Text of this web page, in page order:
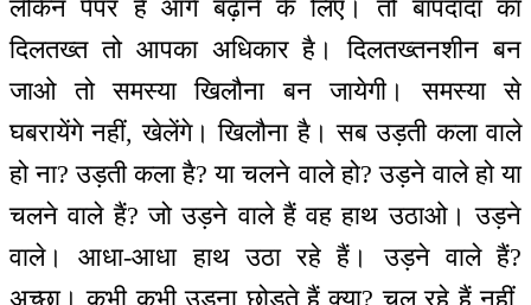
लेकिन पेपर है आगे बढ़ाने के लिए। तो बापदादा का
दिलतख्त तो आपका अधिकार है। दिलतख्तनशीन बन
जाओ तो समस्या खिलौना बन जायेगी। समस्या से
घबरायेंगे नहीं, खेलेंगे। खिलौना है। सब उड़ती कला वाले
हो ना? उड़ती कला है? या चलने वाले हो? उड़ने वाले हो या
चलने वाले हैं? जो उड़ने वाले हैं वह हाथ उठाओ। उड़ने
वाले। आधा-आधा हाथ उठा रहे हैं। उड़ने वाले हैं?
अच्छा। कभी कभी उड़ना छोड़ते हैं क्या? चल रहे हैं नहीं,